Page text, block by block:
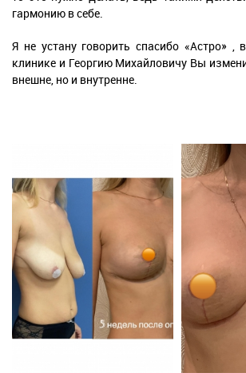
гармонию в себе.
Я не устану говорить спасибо «Астро» ,
клинике и Георгию Михайловичу Вы
внешне, но и внутренне.